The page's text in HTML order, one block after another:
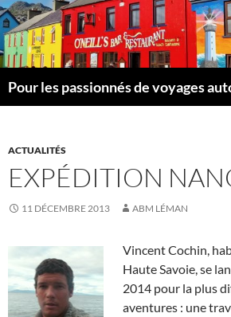
Aller
au
contenu
ACTUALITÉS
EXPÉDITION
11 DÉCEMBRE 2013 ABM LÉMAN
Vincent Cochin,
Haute Savoie, se
2014 pour la plus
aventures : une